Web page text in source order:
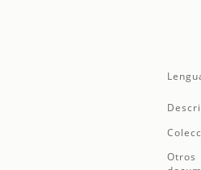
Otros